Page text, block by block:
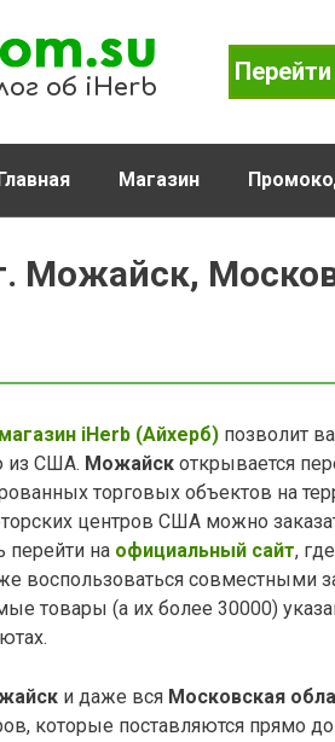
об iHerb
Магазин
Можайск,
iHerb (Айхерб) позволит
из США. Можайск открывается
торговых объектов на
центров США можно
перейти на официальный сайт,
воспользоваться совместными
товары (а их более 30000)
и даже вся Московская
которые поставляются прямо